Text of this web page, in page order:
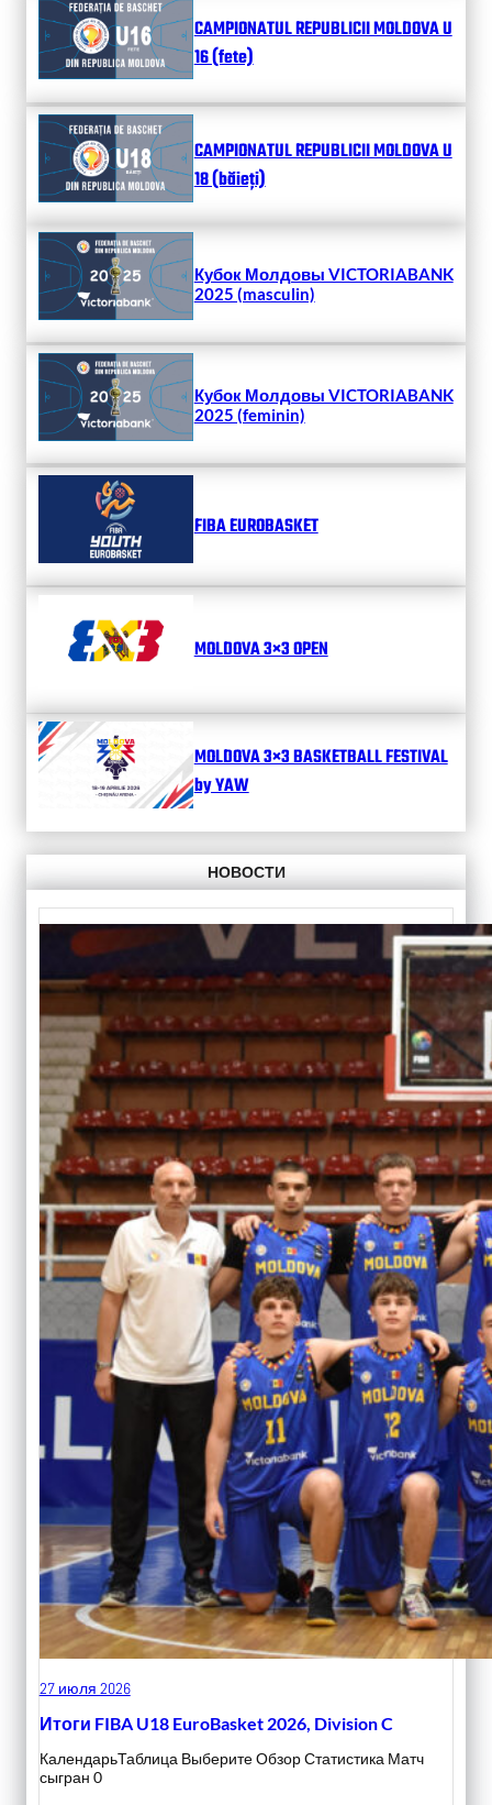
CAMPIONATUL REPUBLICII MOLDOVA U
16 (fete)
CAMPIONATUL REPUBLICII MOLDOVA U
18 (băieți)
Кубок Молдовы VICTORIABANK
2025 (masculin)
Кубок Молдовы VICTORIABANK
2025 (feminin)
FIBA EUROBASKET
MOLDOVA 3×3 OPEN
MOLDOVA 3×3 BASKETBALL FESTIVAL
by YAW
НОВОСТИ
27 июля 2026
Итоги FIBA U18 EuroBasket 2026, Division C
КалендарьТаблица Выберите Обзор Статистика Матч
сыгран 0